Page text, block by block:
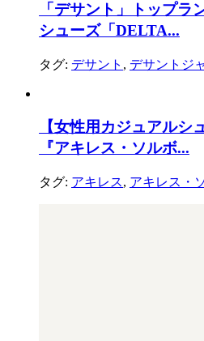
「デサント」トップラ
シューズ「DELTA...
タグ: デサント , デサントジ
【女性用カジュアル
『アキレス・ソルボ...
タグ: アキレス, アキレス・